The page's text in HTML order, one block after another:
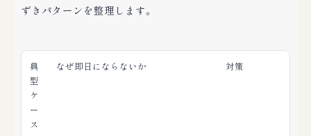
ずきパターンを整理します。
典
型
ケ
ー
ス
なぜ即日にならないか 対策